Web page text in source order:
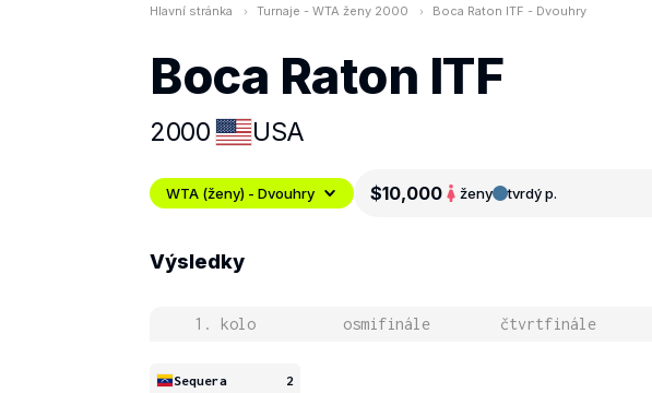
Hlavní stránka Turnaje - WTA ženy 2000 Boca Raton ITF - Dvouhry
Boca Raton ITF
2000 USA
WTA (ženy) - Dvouhry $10,000 ženy tvrdý p.
Výsledky
1. kolo osmifinále čtvrtfinále
Sequera
2